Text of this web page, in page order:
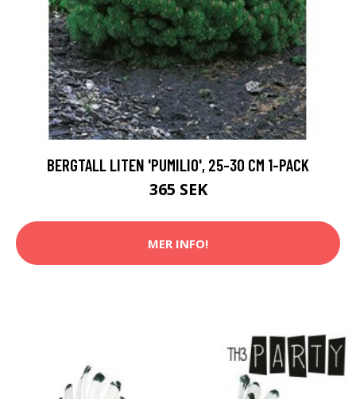
BERGTALL LITEN 'PUMILIO', 25-30 CM 1-PACK
365 SEK
MER INFO!